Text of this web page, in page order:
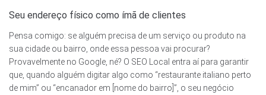
Seu endereço físico como ímã de clientes
Pensa comigo: se alguém precisa de um serviço ou produto na
sua cidade ou bairro, onde essa pessoa vai procurar?
Provavelmente no Google, né? O SEO Local entra aí para garantir
que, quando alguém digitar algo como “restaurante italiano perto
de mim” ou “encanador em [nome do bairro]”, o seu negócio